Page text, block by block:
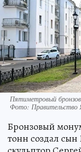
Пятиметровый
Фото: Правительство
Бронзовый
тонн создал